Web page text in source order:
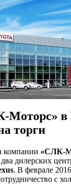
в
торги
компании «СЛК-
дилерских
. В феврале
с